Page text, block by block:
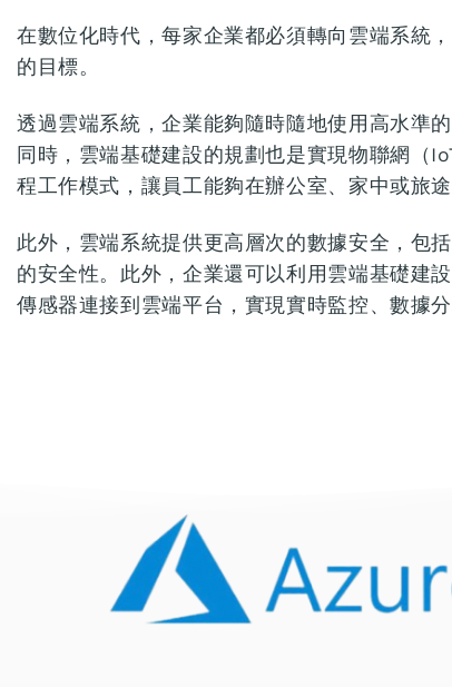
在數位化時代，每家企業都必須轉向雲端系統
的目標。
透過雲端系統，企業能夠隨時隨地使用高水準
同時，雲端基礎建設的規劃也是實現物聯網（
程工作模式，讓員工能夠在辦公室、家中或旅
此外，雲端系統提供更高層次的數據安全，包
的安全性。此外，企業還可以利用雲端基礎建
傳感器連接到雲端平台，實現實時監控、數據